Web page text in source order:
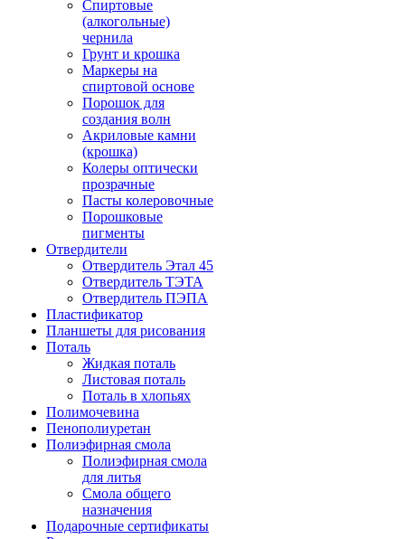
Спиртовые
(алкогольные)
чернила
Грунт и крошка
Маркеры на
спиртовой основе
Порошок для
создания волн
Акриловые камни
(крошка)
Колеры оптически
прозрачные
Пасты колеровочные
Порошковые
пигменты
Отвердители
Отвердитель Этал 45
Отвердитель ТЭТА
Отвердитель ПЭПА
Пластификатор
Планшеты для рисования
Поталь
Жидкая поталь
Листовая поталь
Поталь в хлопьях
Полимочевина
Пенополиуретан
Полиэфирная смола
Полиэфирная смола
для литья
Смола общего
назначения
Подарочные сертификаты